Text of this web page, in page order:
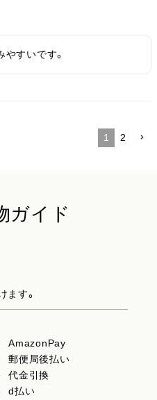
すいです。
1 2
ガイド
ます。
AmazonPay
郵便局後払い
代金引換
d払い